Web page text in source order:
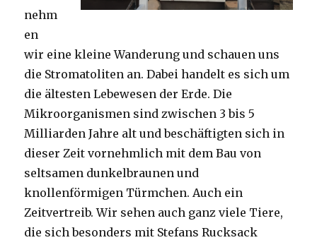
nehm
en
wir eine kleine Wanderung und schauen uns
die Stromatoliten an. Dabei handelt es sich um
die ältesten Lebewesen der Erde. Die
Mikroorganismen sind zwischen 3 bis 5
Milliarden Jahre alt und beschäftigten sich in
dieser Zeit vornehmlich mit dem Bau von
seltsamen dunkelbraunen und
knollenförmigen Türmchen. Auch ein
Zeitvertreib. Wir sehen auch ganz viele Tiere,
die sich besonders mit Stefans Rucksack